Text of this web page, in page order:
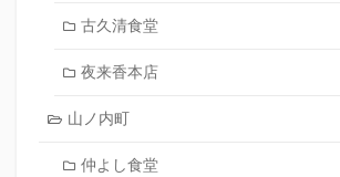
古久清食堂
夜来香本店
山ノ内町
仲よし食堂